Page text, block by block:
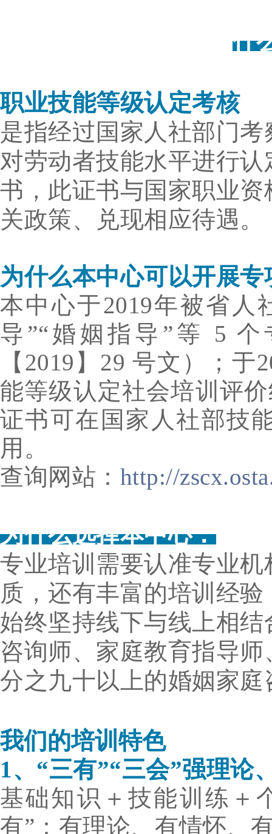
什
职业技能等级认定考核
是指经过国家人社部门
对劳动者技能水平进行
书，此证书与国家职业
关政策、兑现相应待遇。
为什么本中心可以开展
本中心于2019年被省人
导”“婚姻指导”等 5
【2019】29 号文）；
能等级认定社会培训评
证书可在国家人社部技
用。
查询网站： http://
为什么选择本中心：
专业培训需要认准专业机
质，还有丰富的培训经
始终坚持线下与线上相
咨询师、家庭教育指导
分之九十以上的婚姻家
我们的培训特色
1、 “三有”“三会”强理论
基础知识＋技能训 练＋
有”：有理论、有情怀、